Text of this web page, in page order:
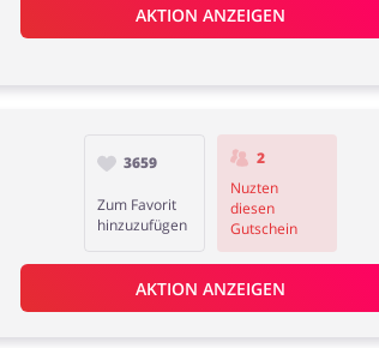
AKTION ANZEIGEN
3659
Zum Favorit
hinzuzufügen
2
Nuzten
diesen
Gutschein
AKTION ANZEIGEN